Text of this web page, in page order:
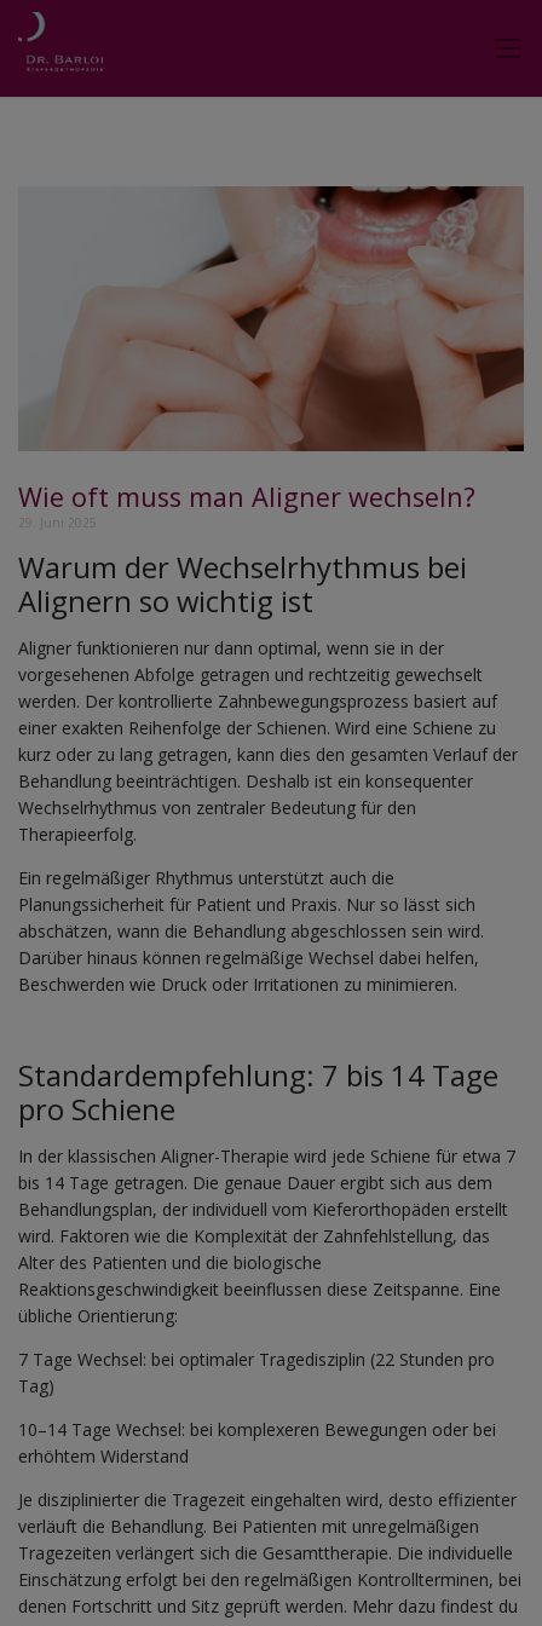
Wie oft muss man Aligner wechseln?
29. Juni 2025
Warum der Wechselrhythmus bei
Alignern so wichtig ist
Aligner funktionieren nur dann optimal, wenn sie in der
vorgesehenen Abfolge getragen und rechtzeitig gewechselt
werden. Der kontrollierte Zahnbewegungsprozess basiert auf
einer exakten Reihenfolge der Schienen. Wird eine Schiene zu
kurz oder zu lang getragen, kann dies den gesamten Verlauf der
Behandlung beeinträchtigen. Deshalb ist ein konsequenter
Wechselrhythmus von zentraler Bedeutung für den
Therapieerfolg.
Ein regelmäßiger Rhythmus unterstützt auch die
Planungssicherheit für Patient und Praxis. Nur so lässt sich
abschätzen, wann die Behandlung abgeschlossen sein wird.
Darüber hinaus können regelmäßige Wechsel dabei helfen,
Beschwerden wie Druck oder Irritationen zu minimieren.
Standardempfehlung: 7 bis 14 Tage
pro Schiene
In der klassischen Aligner-Therapie wird jede Schiene für etwa 7
bis 14 Tage getragen. Die genaue Dauer ergibt sich aus dem
Behandlungsplan, der individuell vom Kieferorthopäden erstellt
wird. Faktoren wie die Komplexität der Zahnfehlstellung, das
Alter des Patienten und die biologische
Reaktionsgeschwindigkeit beeinflussen diese Zeitspanne. Eine
übliche Orientierung:
7 Tage Wechsel: bei optimaler Tragedisziplin (22 Stunden pro
Tag)
10–14 Tage Wechsel: bei komplexeren Bewegungen oder bei
erhöhtem Widerstand
Je disziplinierter die Tragezeit eingehalten wird, desto effizienter
verläuft die Behandlung. Bei Patienten mit unregelmäßigen
Tragezeiten verlängert sich die Gesamttherapie. Die individuelle
Einschätzung erfolgt bei den regelmäßigen Kontrollterminen, bei
denen Fortschritt und Sitz geprüft werden. Mehr dazu findest du